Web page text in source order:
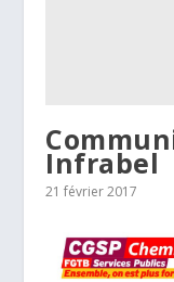
Infrabel
21 février 2017